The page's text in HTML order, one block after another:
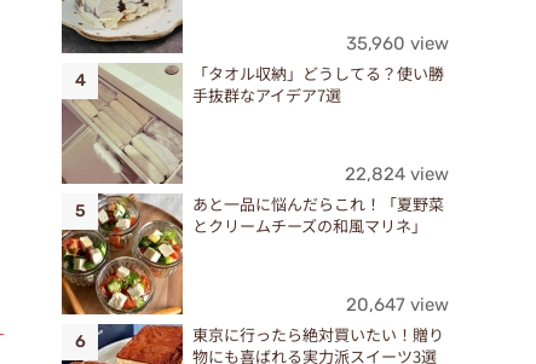
35,960 view
「タオル収納」どうしてる？使い勝
手抜群なアイデア7選
22,824 view
あと一品に悩んだらこれ！「夏野菜
とクリームチーズの和風マリネ」
20,647 view
東京に行ったら絶対買いたい！贈り
物にも喜ばれる実力派スイーツ3選